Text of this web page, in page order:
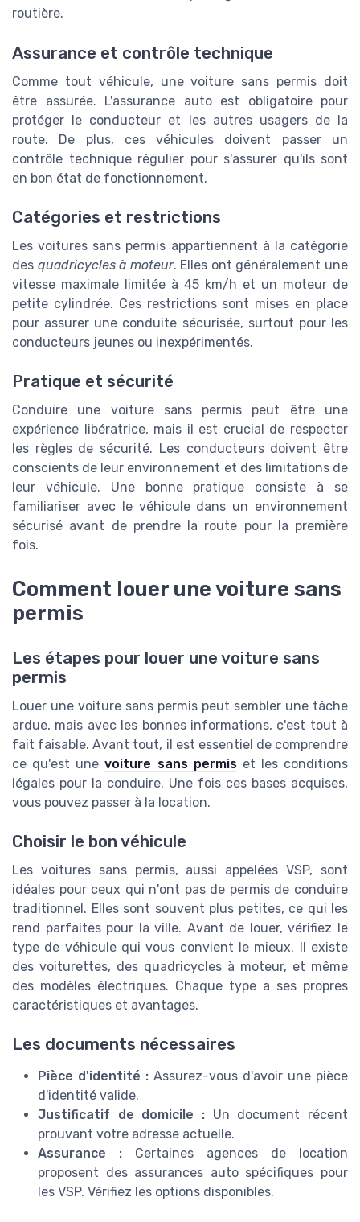
routière.
Assurance et contrôle technique
Comme tout véhicule, une voiture sans permis doit
être assurée. L'assurance auto est obligatoire pour
protéger le conducteur et les autres usagers de la
route. De plus, ces véhicules doivent passer un
contrôle technique régulier pour s'assurer qu'ils sont
en bon état de fonctionnement.
Catégories et restrictions
Les voitures sans permis appartiennent à la catégorie
des quadricycles à moteur. Elles ont généralement une
vitesse maximale limitée à 45 km/h et un moteur de
petite cylindrée. Ces restrictions sont mises en place
pour assurer une conduite sécurisée, surtout pour les
conducteurs jeunes ou inexpérimentés.
Pratique et sécurité
Conduire une voiture sans permis peut être une
expérience libératrice, mais il est crucial de respecter
les règles de sécurité. Les conducteurs doivent être
conscients de leur environnement et des limitations de
leur véhicule. Une bonne pratique consiste à se
familiariser avec le véhicule dans un environnement
sécurisé avant de prendre la route pour la première
fois.
Comment louer une voiture sans
permis
Les étapes pour louer une voiture sans
permis
Louer une voiture sans permis peut sembler une tâche
ardue, mais avec les bonnes informations, c'est tout à
fait faisable. Avant tout, il est essentiel de comprendre
ce qu'est unevoiture sans permiset les conditions
légales pour la conduire. Une fois ces bases acquises,
vous pouvez passer à la location.
Choisir le bon véhicule
Les voitures sans permis, aussi appelées VSP, sont
idéales pour ceux qui n'ont pas de permis de conduire
traditionnel. Elles sont souvent plus petites, ce qui les
rend parfaites pour la ville. Avant de louer, vérifiez le
type de véhicule qui vous convient le mieux. Il existe
des voiturettes, des quadricycles à moteur, et même
des modèles électriques. Chaque type a ses propres
caractéristiques et avantages.
Les documents nécessaires
Pièce d'identité : Assurez-vous d'avoir une pièce
d'identité valide.
Justificatif de domicile : Un document récent
prouvant votre adresse actuelle.
Assurance : Certaines agences de location
proposent des assurances auto spécifiques pour
les VSP. Vérifiez les options disponibles.